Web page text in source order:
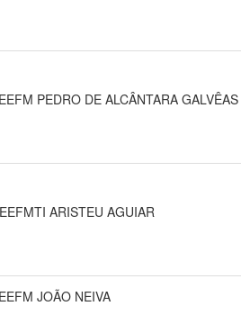
PEDRO DE ALCÂNTARA GALVÊAS
ARISTEU AGUIAR
JOÃO NEIVA